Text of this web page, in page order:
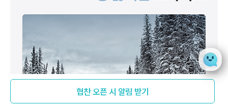
협찬 오픈 시 알림 받기